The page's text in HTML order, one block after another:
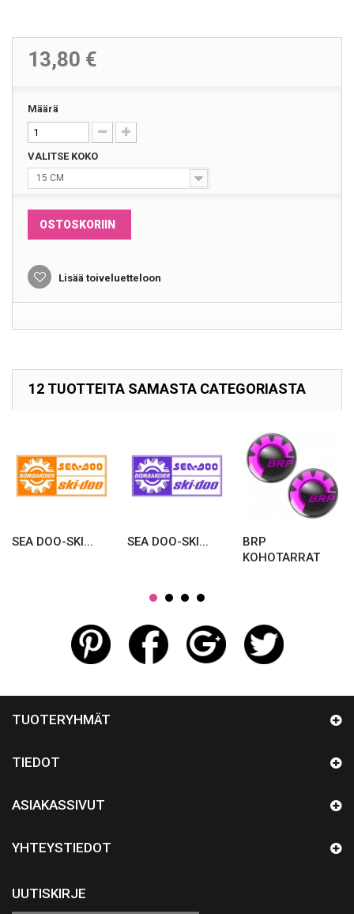
13,80 €
Määrä
VALITSE KOKO
15 CM
OSTOSKORIIN
Lisää toiveluetteloon
12 TUOTTEITA SAMASTA CATEGORIASTA
SEA DOO-SKI... SEA DOO-SKI...
BRP
KOHOTARRAT
TUOTERYHMÄT
TIEDOT
ASIAKASSIVUT
YHTEYSTIEDOT
UUTISKIRJE